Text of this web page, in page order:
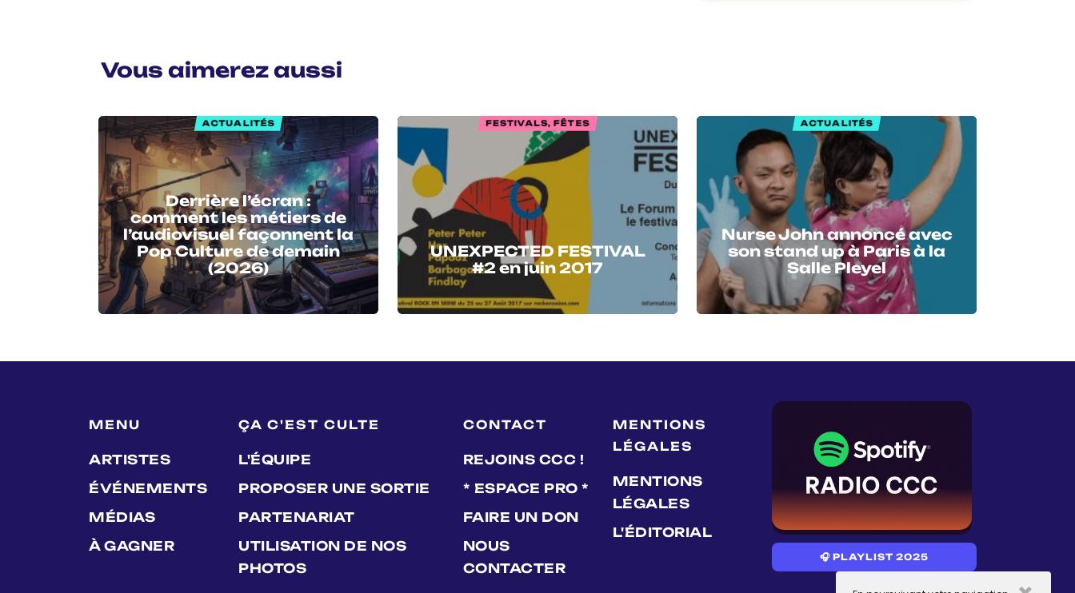
Vous aimerez aussi
ACTUALITÉS
Derrière l’écran :
comment les métiers de
l’audiovisuel façonnent la
Pop Culture de demain
(2026)
FESTIVALS, FÊTES
UNEXPECTED FESTIVAL
#2 en juin 2017
ACTUALITÉS
Nurse John annoncé avec
son stand up à Paris à la
Salle Pleyel
MENU
ARTISTES
ÉVÉNEMENTS
MÉDIAS
À GAGNER
ÇA C'EST CULTE
L'ÉQUIPE
PROPOSER UNE SORTIE
PARTENARIAT
UTILISATION DE NOS
PHOTOS
CONTACT
REJOINS CCC !
* ESPACE PRO *
FAIRE UN DON
NOUS
CONTACTER
MENTIONS
LÉGALES
MENTIONS
LÉGALES
L'ÉDITORIAL
🎧 PLAYLIST 2025